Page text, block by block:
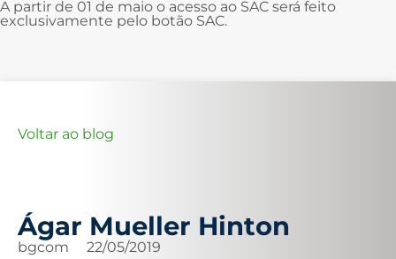
A partir de 01 de maio o acesso ao SAC será feito
exclusivamente pelo botão SAC.
Voltar ao blog
Ágar Mueller Hinton
bgcom 22/05/2019